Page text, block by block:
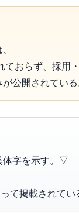
ておらず、採用
公開されてい
体字を示す。▽
て掲載されてい